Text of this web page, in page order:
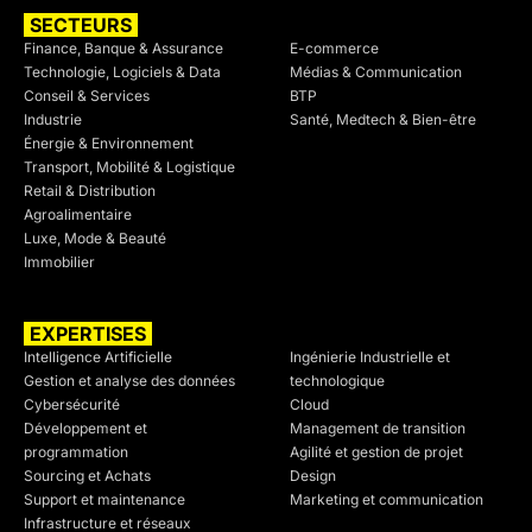
SECTEURS
Finance, Banque & Assurance
Technologie, Logiciels & Data
Conseil & Services
Industrie
Énergie & Environnement
Transport, Mobilité & Logistique
Retail & Distribution
Agroalimentaire
Luxe, Mode & Beauté
Immobilier
E-commerce
Médias & Communication
BTP
Santé, Medtech & Bien-être
EXPERTISES
Intelligence Artificielle
Gestion et analyse des données
Cybersécurité
Développement et
programmation
Sourcing et Achats
Support et maintenance
Infrastructure et réseaux
Ingénierie Industrielle et
technologique
Cloud
Management de transition
Agilité et gestion de projet
Design
Marketing et communication